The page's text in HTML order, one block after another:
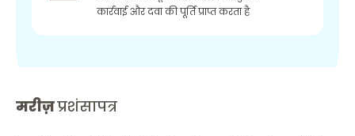
कार्रवाई और दवा की पूर्ति प्राप्त करता है
मरीज़प्रशंसापत्र